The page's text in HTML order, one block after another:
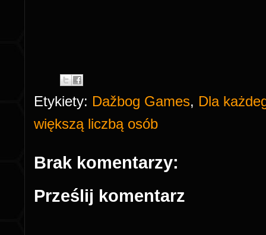
Etykiety: Dažbog Games, Dla
większą liczbą osób
Brak komentarzy:
Prześlij komentarz